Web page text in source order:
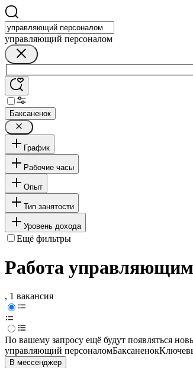
управляющий персоналом
Баксаненок
График
Рабочие часы
Опыт
Тип занятости
Уровень дохода
Ещё фильтры
Работа управляющим
, 1 вакансия
По вашему запросу ещё будут появляться
управляющий персоналомБаксаненок
В мессенджер